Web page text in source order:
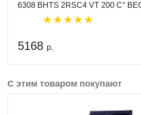
6308 BHTS 2RSC4 VT 200 C°
5168 р.
С этим товаром покупают